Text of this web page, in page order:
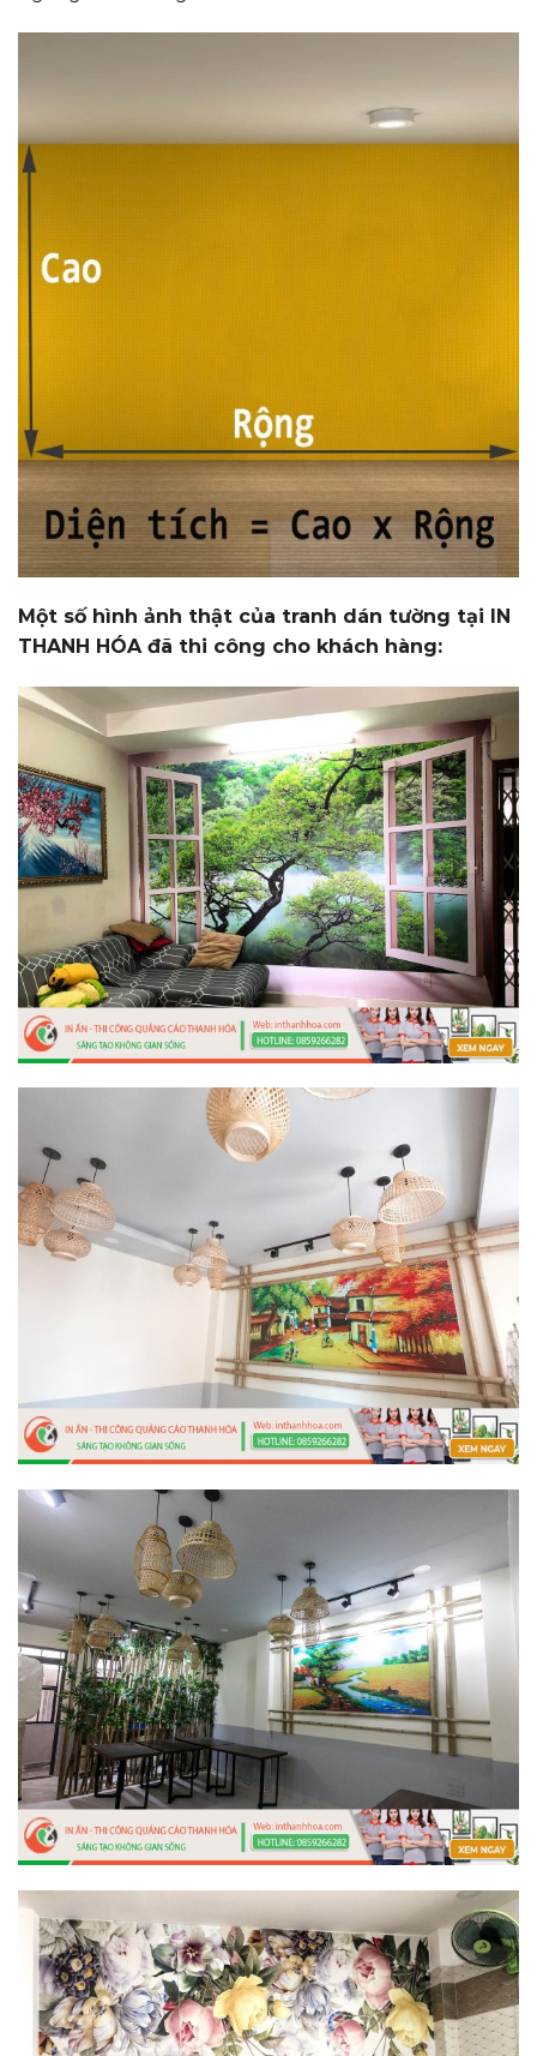
Một số hình ảnh thật của tranh dán tường tại IN
THANH HÓA đã thi công cho khách hàng: